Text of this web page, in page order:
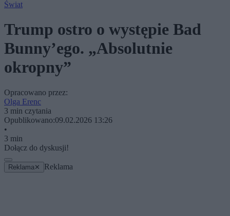
Świat
Trump ostro o występie Bad
Bunny’ego. „Absolutnie
okropny”
Opracowano przez:
Olga Erenc
3 min czytania
Opublikowano:09.02.2026 13:26
•
3 min
Dołącz do dyskusji!
Reklama ✕ Reklama